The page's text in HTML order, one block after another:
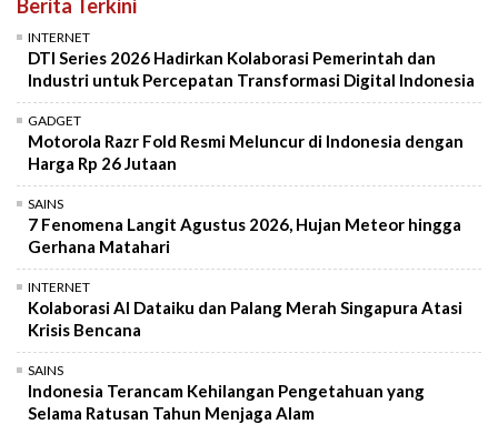
Berita Terkini
INTERNET
DTI Series 2026 Hadirkan Kolaborasi Pemerintah dan
Industri untuk Percepatan Transformasi Digital Indonesia
GADGET
Motorola Razr Fold Resmi Meluncur di Indonesia dengan
Harga Rp 26 Jutaan
SAINS
7 Fenomena Langit Agustus 2026, Hujan Meteor hingga
Gerhana Matahari
INTERNET
Kolaborasi AI Dataiku dan Palang Merah Singapura Atasi
Krisis Bencana
SAINS
Indonesia Terancam Kehilangan Pengetahuan yang
Selama Ratusan Tahun Menjaga Alam